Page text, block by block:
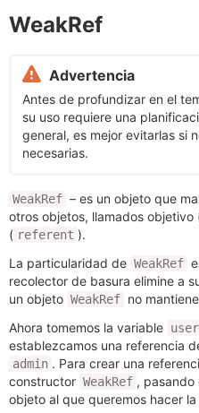
WeakRef
Advertencia
Antes de profundizar en el
su uso requiere una
general, es mejor evitarlas si
necesarias.
WeakRef – es un objeto que
otros objetos, llamados objetivo
( referent ).
La particularidad de WeakRef
recolector de basura elimine a
un objeto WeakRef no
Ahora tomemos la variable user
establezcamos una referencia
admin . Para crear una
constructor WeakRef , pasando
objeto al que queremos hacer